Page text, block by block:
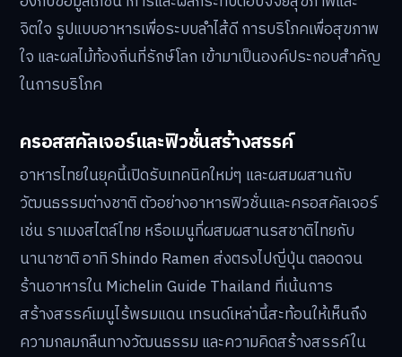
จิตใจ รูปแบบอาหารเพื่อระบบลำไส้ดี การบริโภคเพื่อสุขภาพ
ใจ และผลไม้ท้องถิ่นที่รักษ์โลก เข้ามาเป็นองค์ประกอบสำคัญ
ในการบริโภค
ครอสสคัลเจอร์และฟิวชั่นสร้างสรรค์
อาหารไทยในยุคนี้เปิดรับเทคนิคใหม่ๆ และผสมผสานกับ
วัฒนธรรมต่างชาติ ตัวอย่างอาหารฟิวชั่นและครอสคัลเจอร์
เช่น ราเมงสไตล์ไทย หรือเมนูที่ผสมผสานรสชาติไทยกับ
นานาชาติ อาทิ Shindo Ramen ส่งตรงไปญี่ปุ่น ตลอดจน
ร้านอาหารใน Michelin Guide Thailand ที่เน้นการ
สร้างสรรค์เมนูไร้พรมแดน เทรนด์เหล่านี้สะท้อนให้เห็นถึง
ความกลมกลืนทางวัฒนธรรม และความคิดสร้างสรรค์ใน